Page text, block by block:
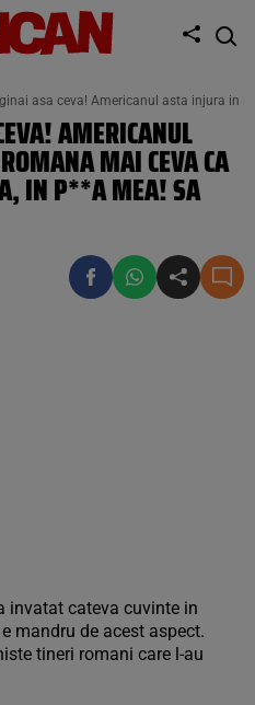
asa ceva! Americanul asta injura in
AMERICANUL
MAI CEVA CA
IN P**A MEA! SA
invatat cateva cuvinte in
mandru de acest aspect.
tineri romani care l-au